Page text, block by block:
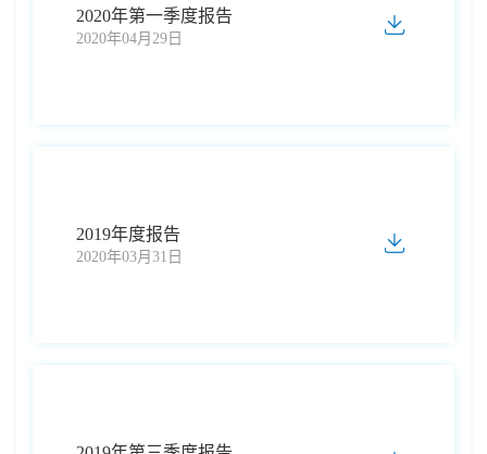
2020年第一季度报告
2020年04月29日
2019年度报告
2020年03月31日